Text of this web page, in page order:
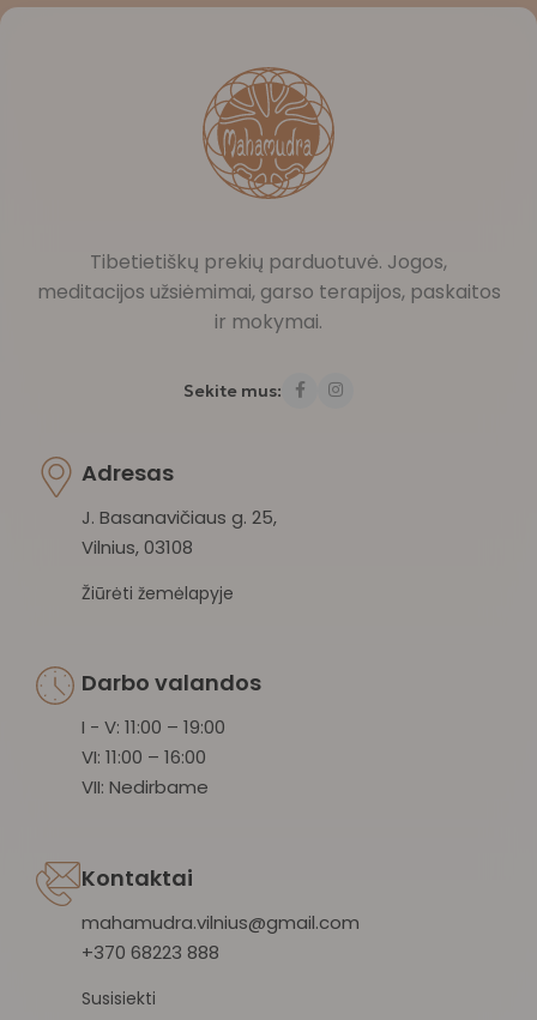
Tibetietiškų prekių parduotuvė. Jogos,
meditacijos užsiėmimai, garso terapijos, paskaitos
ir mokymai.
Sekite mus:
Adresas
J. Basanavičiaus g. 25,
Vilnius, 03108
Žiūrėti žemėlapyje
Darbo valandos
I - V: 11:00 – 19:00
VI: 11:00 – 16:00
VII: Nedirbame
Kontaktai
mahamudra.vilnius@gmail.com
+370 68223 888
Susisiekti